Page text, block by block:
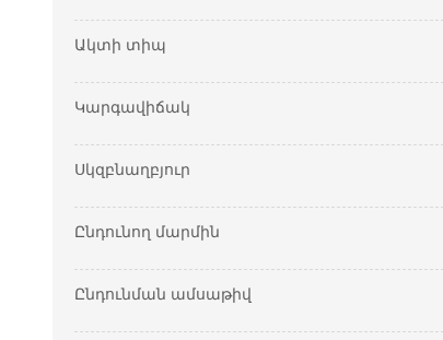
Ակտի տիպ
Կարգավիճակ
Սկզբնաղբյուր
Ընդունող մարմին
Ընդունման ամսաթիվ